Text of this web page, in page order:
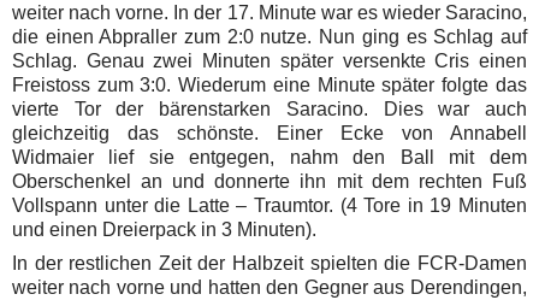
weiter nach vorne. In der 17. Minute war es wieder Saracino,
die einen Abpraller zum 2:0 nutze. Nun ging es Schlag auf
Schlag. Genau zwei Minuten später versenkte Cris einen
Freistoss zum 3:0. Wiederum eine Minute später folgte das
vierte Tor der bärenstarken Saracino. Dies war auch
gleichzeitig das schönste. Einer Ecke von Annabell
Widmaier lief sie entgegen, nahm den Ball mit dem
Oberschenkel an und donnerte ihn mit dem rechten Fuß
Vollspann unter die Latte – Traumtor. (4 Tore in 19 Minuten
und einen Dreierpack in 3 Minuten).
In der restlichen Zeit der Halbzeit spielten die FCR-Damen
weiter nach vorne und hatten den Gegner aus Derendingen,